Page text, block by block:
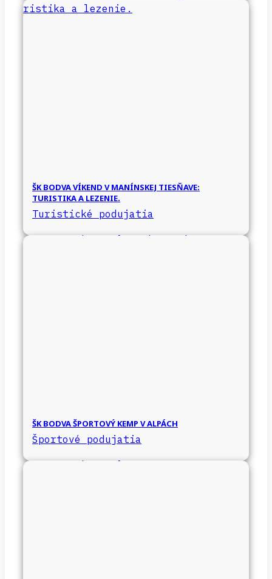
ŠK BODVA VÍKEND V MANÍNSKEJ TIESŇAVE:
TURISTIKA A LEZENIE.
Turistické podujatia
ŠK BODVA ŠPORTOVÝ KEMP V ALPÁCH
Športové podujatia